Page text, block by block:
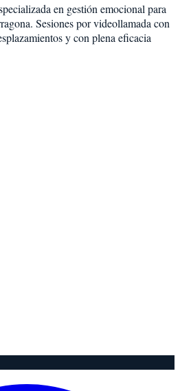
en gestión emocional para
. Sesiones por videollamada con
y con plena eficacia